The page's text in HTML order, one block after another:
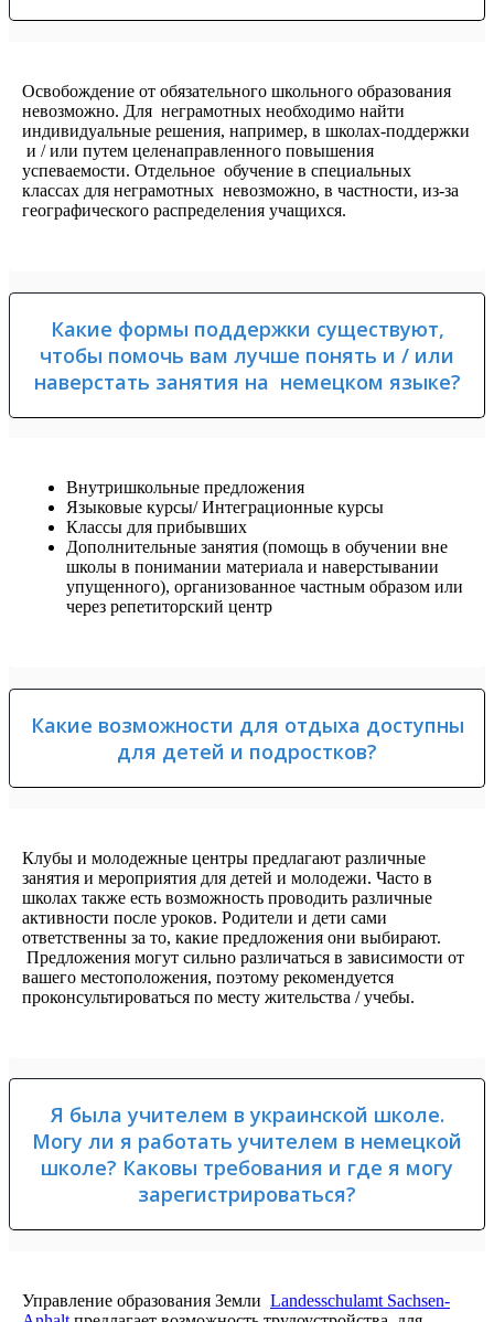
Освобождение от обязательного школьного образования
невозможно. Для неграмотных необходимо найти
индивидуальные решения, например, в школах-поддержки
и / или путем целенаправленного повышения
успеваемости. Отдельное обучение в специальных
классах для неграмотных невозможно, в частности, из-за
географического распределения учащихся.
Какие формы поддержки существуют,
чтобы помочь вам лучше понять и / или
наверстать занятия на немецком языке?
Внутришкольные предложения
Языковые курсы/ Интеграционные курсы
Классы для прибывших
Дополнительные занятия (помощь в обучении вне
школы в понимании материала и наверстывании
упущенного), организованное частным образом или
через репетиторский центр
Какие возможности для отдыха доступны
для детей и подростков?
Клубы и молодежные центры предлагают различные
занятия и мероприятия для детей и молодежи. Часто в
школах также есть возможность проводить различные
активности после уроков. Родители и дети сами
ответственны за то, какие предложения они выбирают.
Предложения могут сильно различаться в зависимости от
вашего местоположения, поэтому рекомендуется
проконсультироваться по месту жительства / учебы.
Я была учителем в украинской школе.
Могу ли я работать учителем в немецкой
школе? Каковы требования и где я могу
зарегистрироваться?
Управление образования Земли Landesschulamt Sachsen-